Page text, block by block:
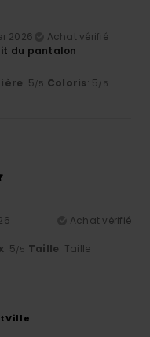
2026
Achat vérifié
du pantalon
: 5/5 Coloris: 5/5
Achat vérifié
: 5/5 Taille: Taille